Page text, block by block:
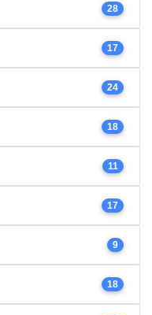
28
17
24
18
11
17
9
18